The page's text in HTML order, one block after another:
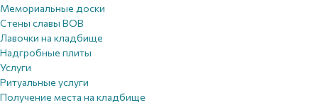
Мемориальные доски
Стены славы ВОВ
Лавочки на кладбище
Надгробные плиты
Услуги
Ритуальные услуги
Получение места на кладбище